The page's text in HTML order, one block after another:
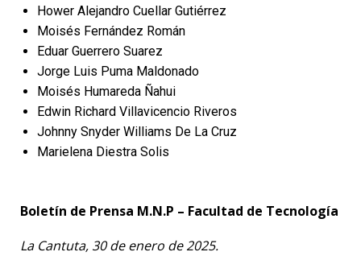
Hower Alejandro Cuellar Gutiérrez
Moisés Fernández Román
Eduar Guerrero Suarez
Jorge Luis Puma Maldonado
Moisés Humareda Ñahui
Edwin Richard Villavicencio Riveros
Johnny Snyder Williams De La Cruz
Marielena Diestra Solis
Boletín de Prensa M.N.P – Facultad de Tecnología
La Cantuta, 30 de enero de 2025.